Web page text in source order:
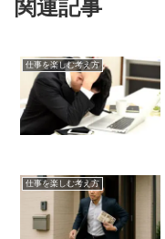
関連記事
仕事を楽しむ考え方
仕事を楽しむ考え方